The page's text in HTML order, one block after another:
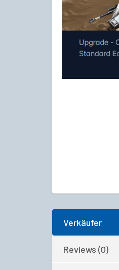
Verkäufer
Reviews (0)